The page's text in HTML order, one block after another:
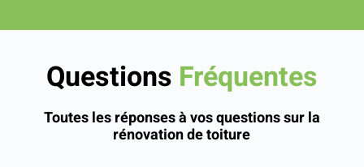
Questions Fréquentes
Toutes les réponses à vos questions sur la
rénovation de toiture